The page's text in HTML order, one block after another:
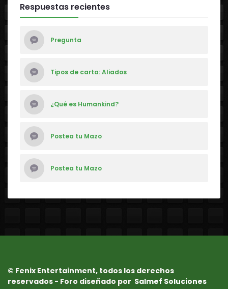
Respuestas recientes
Pregunta
Tipos de carta: Aliados
¿Qué es Humankind?
Postea tu Mazo
Postea tu Mazo
© Fenix Entertainment, todos los derechos
reservados - Foro diseñado por Salmef Soluciones